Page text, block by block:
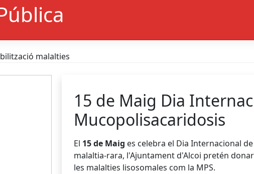
malalties
15 de Maig Dia
Mucopolisacaridosis
El 15 de Maig es celebra el Dia Internacional
malaltia-rara, l'Ajuntament d'Alcoi pretén
les malalties lisosomales com la MPS.